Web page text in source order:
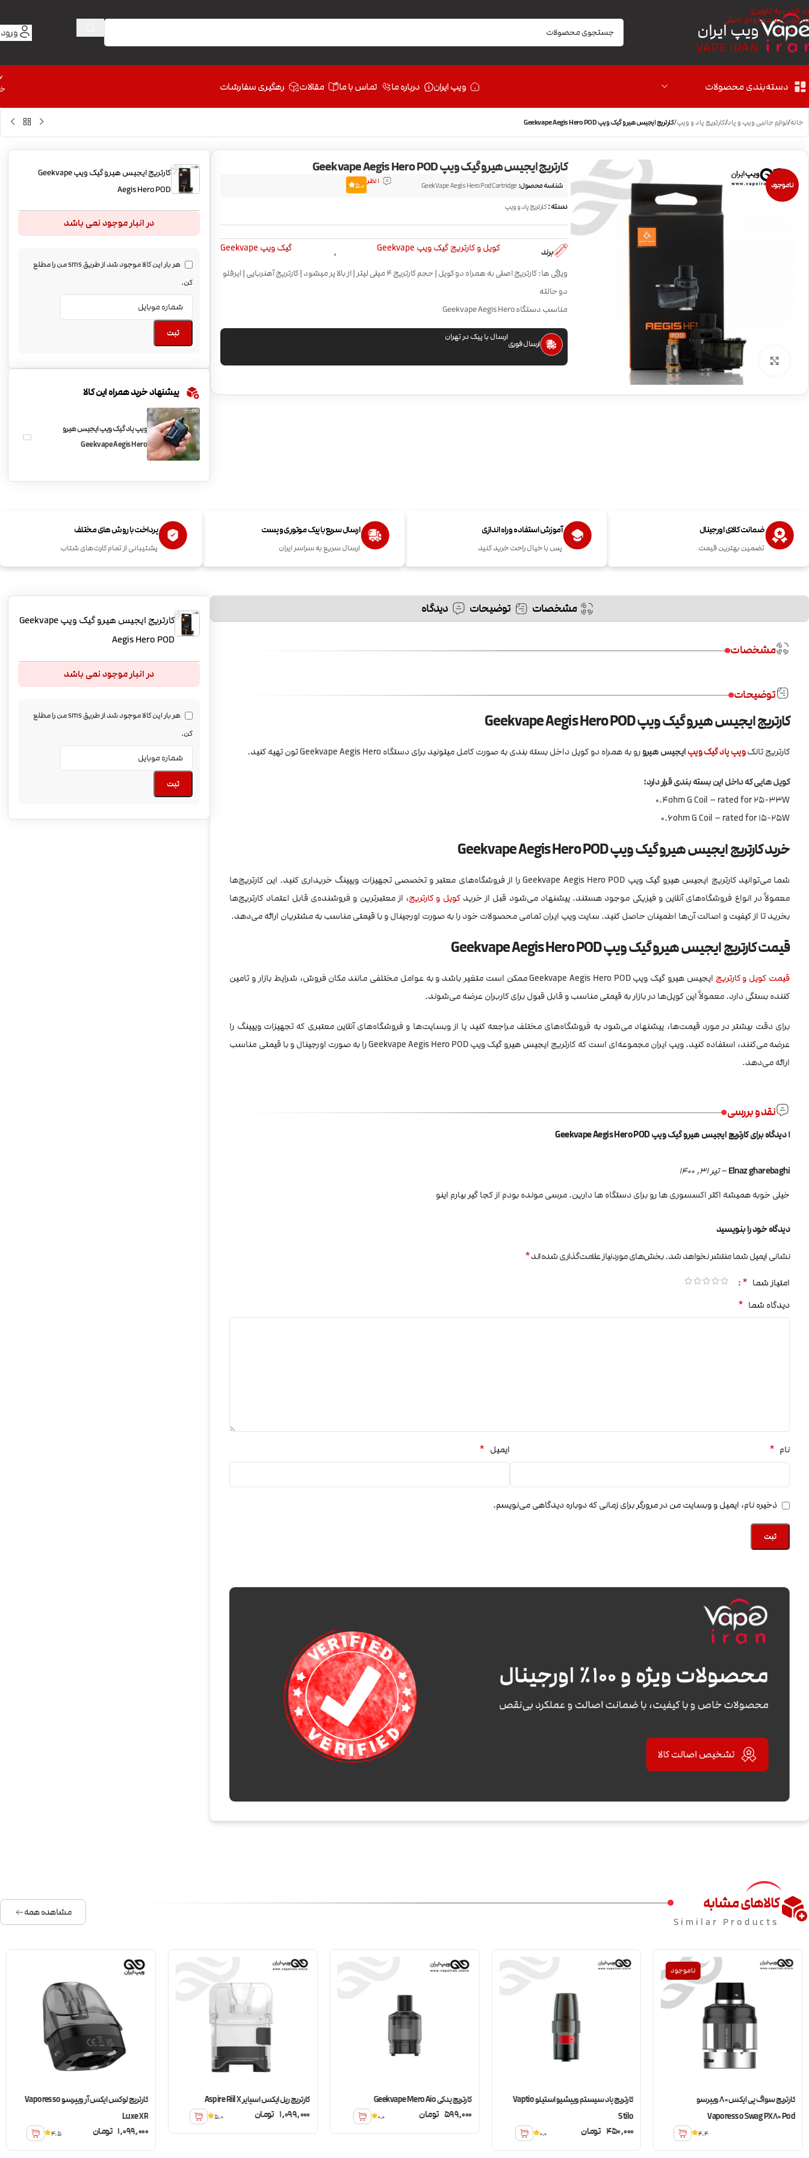
رد کردن به ناوبری
رد کردن به محتوای اصلی
ویپ ایران
VAPE IRAN
دسته‌بندی محصولات ویپ ایران درباره ما تماس با ما مقالات رهگیری سفارشات
خانه/لوازم جانبی ویپ و پاد/کارتریج پاد و ویپ/کارتریج ایجیس هیرو گیک ویپ Geekvape Aegis Hero POD
ناموجود
بزرگنمایی تصویر
کارتریج ایجیس هیرو گیک ویپ Geekvape Aegis Hero POD
شناسه محصول:GeekVape Aegis Hero Pod Cartridge 1 نظر 5.0
دسته:کارتریج پاد و ویپ
برند کویل و کارتریج گیک ویپ Geekvape , گیک ویپ Geekvape
ویژگی ها: کارتریج اصلی به همراه دو کویل | حجم کارتریج 4 میلی لیتر | از بالا پر میشود | کارتریج آهنربایی | ایرفلو
دو حالته
مناسب دستگاه Geekvape Aegis Hero
ارسال فوری
ارسال با پیک در تهران
کارتریج ایجیس هیرو گیک ویپ Geekvape
Aegis Hero POD
در انبار موجود نمی باشد
هر بار این کالا موجود شد از طریق sms من را مطلع
کن.
ثبت
پیشنهاد خرید همراه این کالا
ویپ پاد گیک ویپ ایجیس هیرو
Geekvape Aegis Hero
ضمانت کالای اورجینال
تضمین بهترین قیمت
آموزش استفاده و راه اندازی
پس با خیال راحت خرید کنید
ارسال سریع با پیک موتوری و پست
ارسال سریع به سراسر ایران
پرداخت با روش های مختلف
پشتیبانی از تمام کارت‌های شتاب
مشخصات توضیحات دیدگاه
مشخصات
توضیحات
کارتریج ایجیس هیرو گیک ویپ Geekvape Aegis Hero POD
کارتریج تانکویپپادگیک ویپایجیس هیرورو به همراه دو کویل داخل بسته بندی به صورت کامل میتونید برای دستگاه Geekvape Aegis Hero تون تهیه کنید.
کویل هایی که داخل این بسته بندی قرار دارد:
0.4ohm G Coil – rated for 25-33W
0.6ohm G Coil – rated for 15-25W
خرید کارتریج ایجیس هیرو گیک ویپ Geekvape Aegis Hero POD
شما می‌توانید کارتریج ایجیس هیرو گیک ویپ Geekvape Aegis Hero POD را از فروشگاه‌های معتبر و تخصصی تجهیزات ویپینگ خریداری کنید. این کارتریج‌ها
معمولاً در انواع فروشگاه‌های آنلاین و فیزیکی موجود هستند. پیشنهاد می‌شود قبل از خریدکویل و کارتریج، از معتبرترین و فروشنده‌ی قابل اعتماد کارتریج‌ها
بخرید تا از کیفیت و اصالت آن‌ها اطمینان حاصل کنید. سایت ویپ ایران تمامی محصولات خود را به صورت اورجینال و با قیمتی مناسب به مشتریان ارائه می‌دهد.
قیمت کارتریج ایجیس هیرو گیک ویپ Geekvape Aegis Hero POD
قیمت کویل و کارتریج
ایجیس هیرو گیک ویپ Geekvape Aegis Hero POD ممکن است متغیر باشد و به عوامل مختلفی مانند مکان فروش، شرایط بازار و تامین
کننده بستگی دارد. معمولاً این کویل‌ها در بازار به قیمتی مناسب و قابل قبول برای کاربران عرضه می‌شوند.
برای دقت بیشتر در مورد قیمت‌ها، پیشنهاد می‌شود به فروشگاه‌های مختلف مراجعه کنید یا از وبسایت‌ها و فروشگاه‌های آنلاین معتبری که تجهیزات ویپینگ را
عرضه می‌کنند، استفاده کنید. ویپ ایران مجموعه‌ای است که کارتریج ایجیس هیرو گیک ویپ Geekvape Aegis Hero POD را به صورت اورجینال و با قیمتی مناسب
ارائه می‌دهد.
نقد و بررسی
1 دیدگاه برای کارتریج ایجیس هیرو گیک ویپ Geekvape Aegis Hero POD
Elnaz gharebaghi
– تیر 31, 1400
خیلی خوبه همیشه اکثر اکسسوری ها رو برای دستگاه ها دارین. مرسی مونده بودم از کجا گیر بیارم اینو
دیدگاه خود را بنویسید
نشانی ایمیل شما منتشر نخواهد شد.بخش‌های موردنیاز علامت‌گذاری شده‌اند*
امتیاز شما *
دیدگاه شما *
نام * ایمیل *
ذخیره نام، ایمیل و وبسایت من در مرورگر برای زمانی که دوباره دیدگاهی می‌نویسم.
کارتریج ایجیس هیرو گیک ویپ Geekvape
Aegis Hero POD
در انبار موجود نمی باشد
هر بار این کالا موجود شد از طریق sms من را مطلع
کن.
ثبت
کالاهای مشابه
Similar Products
مشاهده همه
ناموجود
کارتریج سواگ پی ایکس 80 ویپرسو
Vaporesso Swag PX80 Pod
4.4
کارتریج پاد سیستم ویپشیو استیلو Vaptio
Stilo
450,000 تومان 0.0
کارتریج یدکی Geekvape Mero Aio
599,000 تومان 0.0
کارتریج ریل ایکس اسپایر Aspire Riil X
1,099,000 تومان 5.0
کارتریج لوکس ایکس آر ویپرسو Vaporesso
Luxe XR
1,099,000 تومان 4.5